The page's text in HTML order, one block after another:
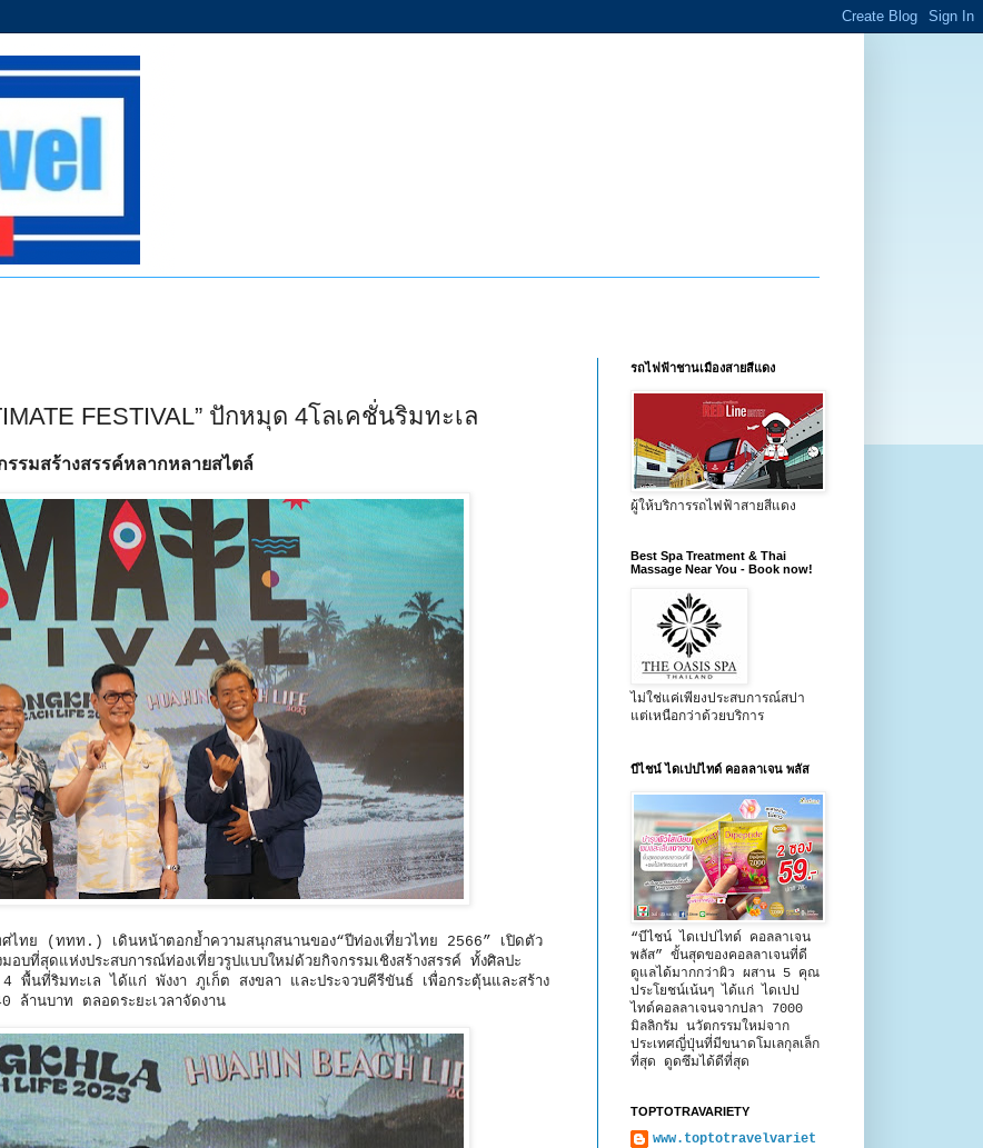
FESTIVAL” ปักหมุด 4โลเคชั่นริมทะเล
รมสร้างสรรค์หลากหลายสไตล์
ทย (ททท.) เดินหน้าตอกย้ำความสนุกสนานของ“ปีท่องเที่ยวไทย 2566” เปิดตัว
อบที่สุดแห่งประสบการณ์ท่องเที่ยวรูปแบบใหม่ด้วยกิจกรรมเชิงสร้างสรรค์ ทั้งศิลปะ
นที่ริมทะเล ได้แก่ พังงา ภูเก็ต สงขลา และประจวบคีรีขันธ์ เพื่อกระตุ้นและสร้าง
ล้านบาท ตลอดระยะเวลาจัดงาน
รถไฟฟ้าชานเมืองสายสีแดง
ผู้ให้บริการรถไฟฟ้าสายสีแดง
Best Spa Treatment & Thai
Massage Near You - Book now!
ไม่ใช่แค่เพียงประสบการณ์สปา
แต่เหนือกว่าด้วยบริการ
บีไชน์ ไดเปปไทด์ คอลลาเจน พลัส
“บีไชน์ ไดเปปไทด์ คอลลาเจน
พลัส” ขั้นสุดของคอลลาเจนที่ดี
ดูแลได้มากกว่าผิว ผสาน 5 คุณ
ประโยชน์เน้นๆ ได้แก่ ไดเปป
ไทด์คอลลาเจนจากปลา 7000
มิลลิกรัม นวัตกรรมใหม่จาก
ประเทศญี่ปุ่นที่มีขนาดโมเลกุลเล็ก
ที่สุด ดูดซึมได้ดีที่สุด
TOPTOTRAVARIETY
www.toptotravelvariet